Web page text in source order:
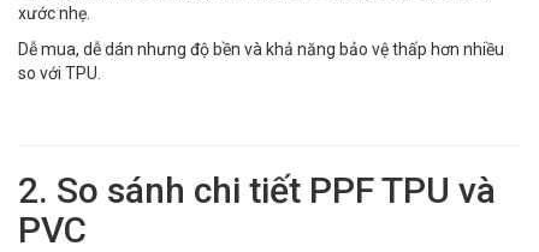
xước nhẹ.
Dễ mua, dễ dán nhưng độ bền và khả năng bảo vệ thấp hơn nhiều
so với TPU.
2. So sánh chi tiết PPF TPU và
PVC